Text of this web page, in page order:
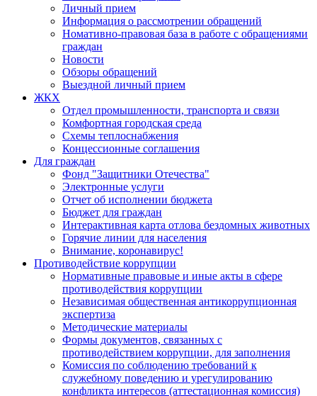
Личный прием
Информация о рассмотрении обращений
Номативно-правовая база в работе с обращениями
граждан
Новости
Обзоры обращений
Выездной личный прием
ЖКХ
Отдел промышленности, транспорта и связи
Комфортная городская среда
Схемы теплоснабжения
Концессионные соглашения
Для граждан
Фонд "Защитники Отечества"
Электронные услуги
Отчет об исполнении бюджета
Бюджет для граждан
Интерактивная карта отлова бездомных животных
Горячие линии для населения
Внимание, коронавирус!
Противодействие коррупции
Нормативные правовые и иные акты в сфере
противодействия коррупции
Независимая общественная антикоррупционная
экспертиза
Методические материалы
Формы документов, связанных с
противодействием коррупции, для заполнения
Комиссия по соблюдению требований к
служебному поведению и урегулированию
конфликта интересов (аттестационная комиссия)